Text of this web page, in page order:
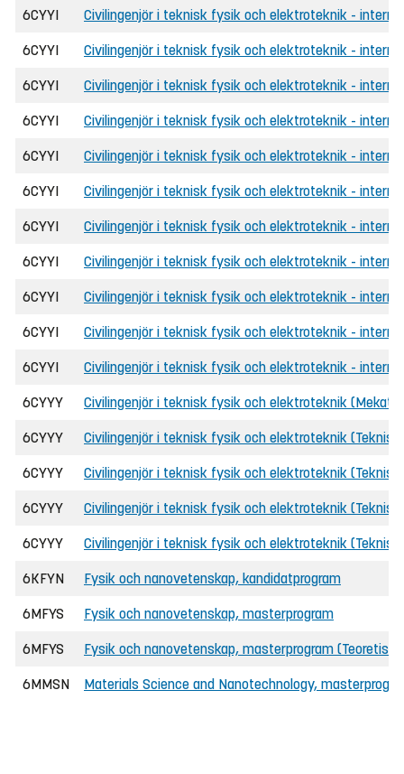
6CYYI Civilingenjör i teknisk fysik och elektroteknik -
6CYYI Civilingenjör i teknisk fysik och elektroteknik -
6CYYI Civilingenjör i teknisk fysik och elektroteknik -
6CYYI Civilingenjör i teknisk fysik och elektroteknik -
6CYYI Civilingenjör i teknisk fysik och elektroteknik -
6CYYI Civilingenjör i teknisk fysik och elektroteknik -
6CYYI Civilingenjör i teknisk fysik och elektroteknik -
6CYYI Civilingenjör i teknisk fysik och elektroteknik -
6CYYI Civilingenjör i teknisk fysik och elektroteknik -
6CYYI Civilingenjör i teknisk fysik och elektroteknik -
6CYYI Civilingenjör i teknisk fysik och elektroteknik -
6CYYY Civilingenjör i teknisk fysik och elektroteknik
6CYYY Civilingenjör i teknisk fysik och elektroteknik
6CYYY Civilingenjör i teknisk fysik och elektroteknik
6CYYY Civilingenjör i teknisk fysik och elektroteknik
6CYYY Civilingenjör i teknisk fysik och elektroteknik
6KFYN Fysik och nanovetenskap, kandidatprogram
6MFYS Fysik och nanovetenskap, masterprogram
6MFYS Fysik och nanovetenskap, masterprogram (Teoretisk
6MMSN Materials Science and Nanotechnology,